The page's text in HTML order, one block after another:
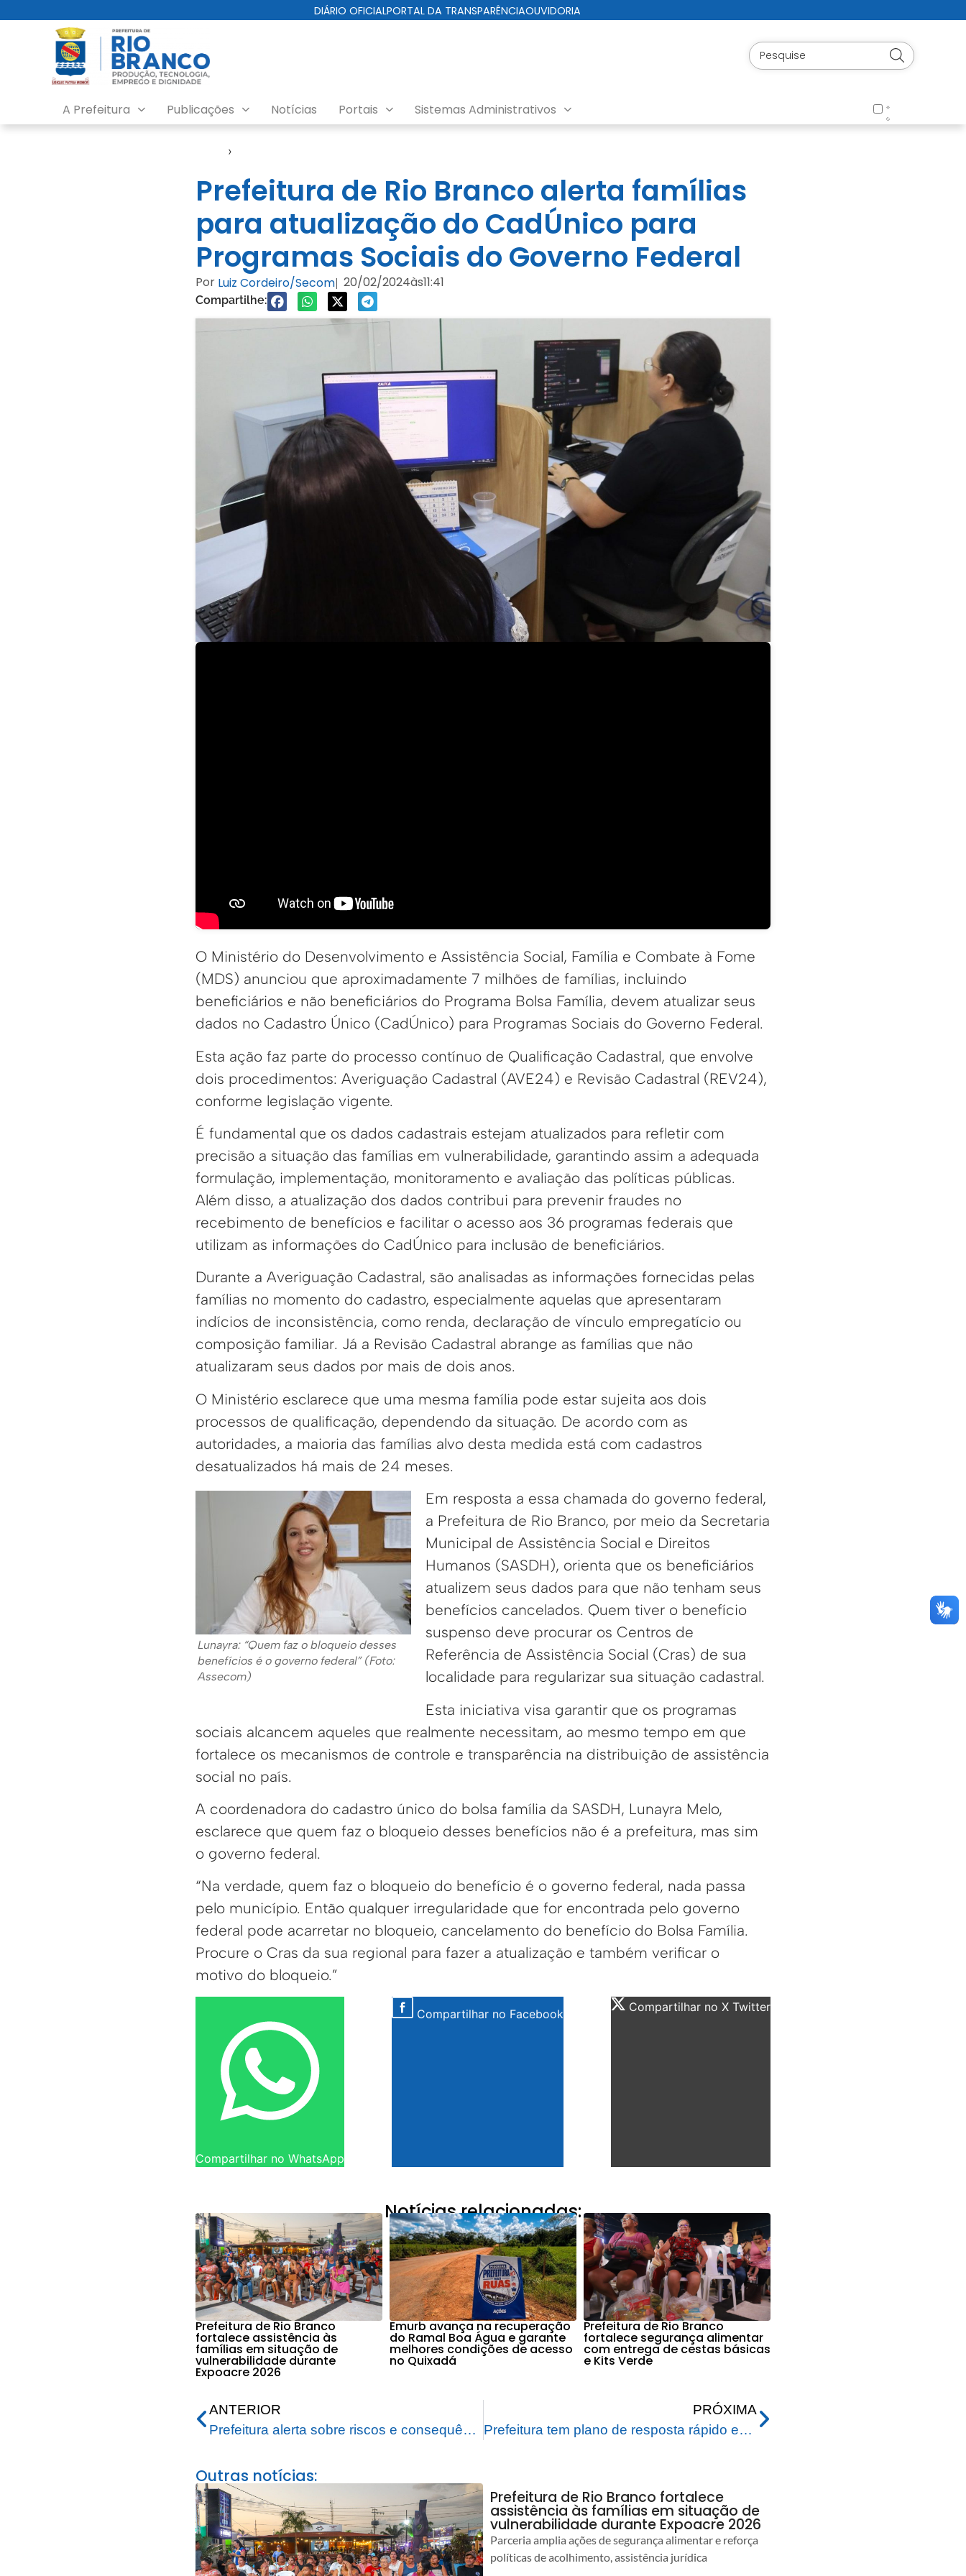
DIÁRIO OFICIALPORTAL DA TRANSPARÊNCIAOUVIDORIA
A Prefeitura Publicações Notícias Portais Sistemas Administrativos
›
Prefeitura de Rio Branco alerta famílias
para atualização do CadÚnico para
Programas Sociais do Governo Federal
Por Luiz Cordeiro/Secom| 20/02/2024às11:41
Compartilhe:
O Ministério do Desenvolvimento e Assistência Social, Família e Combate à Fome
(MDS) anunciou que aproximadamente 7 milhões de famílias, incluindo
beneficiários e não beneficiários do Programa Bolsa Família, devem atualizar seus
dados no Cadastro Único (CadÚnico) para Programas Sociais do Governo Federal.
Esta ação faz parte do processo contínuo de Qualificação Cadastral, que envolve
dois procedimentos: Averiguação Cadastral (AVE24) e Revisão Cadastral (REV24),
conforme legislação vigente.
É fundamental que os dados cadastrais estejam atualizados para refletir com
precisão a situação das famílias em vulnerabilidade, garantindo assim a adequada
formulação, implementação, monitoramento e avaliação das políticas públicas.
Além disso, a atualização dos dados contribui para prevenir fraudes no
recebimento de benefícios e facilitar o acesso aos 36 programas federais que
utilizam as informações do CadÚnico para inclusão de beneficiários.
Durante a Averiguação Cadastral, são analisadas as informações fornecidas pelas
famílias no momento do cadastro, especialmente aquelas que apresentaram
indícios de inconsistência, como renda, declaração de vínculo empregatício ou
composição familiar. Já a Revisão Cadastral abrange as famílias que não
atualizaram seus dados por mais de dois anos.
O Ministério esclarece que uma mesma família pode estar sujeita aos dois
processos de qualificação, dependendo da situação. De acordo com as
autoridades, a maioria das famílias alvo desta medida está com cadastros
desatualizados há mais de 24 meses.
Lunayra: “Quem faz o bloqueio desses
benefícios é o governo federal” (Foto:
Assecom)
Em resposta a essa chamada do governo federal,
a Prefeitura de Rio Branco, por meio da Secretaria
Municipal de Assistência Social e Direitos
Humanos (SASDH), orienta que os beneficiários
atualizem seus dados para que não tenham seus
benefícios cancelados. Quem tiver o benefício
suspenso deve procurar os Centros de
Referência de Assistência Social (Cras) de sua
localidade para regularizar sua situação cadastral.
Esta iniciativa visa garantir que os programas
sociais alcancem aqueles que realmente necessitam, ao mesmo tempo em que
fortalece os mecanismos de controle e transparência na distribuição de assistência
social no país.
A coordenadora do cadastro único do bolsa família da SASDH, Lunayra Melo,
esclarece que quem faz o bloqueio desses benefícios não é a prefeitura, mas sim
o governo federal.
“Na verdade, quem faz o bloqueio do benefício é o governo federal, nada passa
pelo município. Então qualquer irregularidade que for encontrada pelo governo
federal pode acarretar no bloqueio, cancelamento do benefício do Bolsa Família.
Procure o Cras da sua regional para fazer a atualização e também verificar o
motivo do bloqueio.”
Compartilhar no WhatsApp
Compartilhar no Facebook Compartilhar no X Twitter
Notícias relacionadas:
Prefeitura de Rio Branco
fortalece assistência às
famílias em situação de
vulnerabilidade durante
Expoacre 2026
Emurb avança na recuperação
do Ramal Boa Água e garante
melhores condições de acesso
no Quixadá
Prefeitura de Rio Branco
fortalece segurança alimentar
com entrega de cestas básicas
e Kits Verde
ANTERIOR
Prefeitura alerta sobre riscos e consequências de ligações irregulares de esgoto
PRÓXIMA
Prefeitura tem plano de resposta rápido em caso de enchente do Rio Acre
Outras notícias:
Prefeitura de Rio Branco fortalece
assistência às famílias em situação de
vulnerabilidade durante Expoacre 2026
Parceria amplia ações de segurança alimentar e reforça
políticas de acolhimento, assistência jurídica